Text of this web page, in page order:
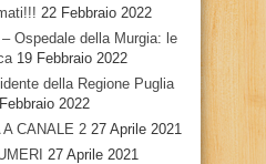
22 Febbraio 2022
Ospedale della Murgia: le
19 Febbraio 2022
della Regione Puglia
2022
CANALE 2 27 Aprile 2021
27 Aprile 2021